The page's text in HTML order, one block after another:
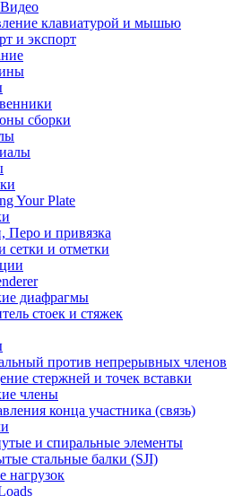
клавиатурой и мышью
и экспорт
сборки
Your Plate
Перо и привязка
сетки и отметки
диафрагмы
стоек и стяжек
против непрерывных членов
стержней и точек вставки
члены
конца участника (связь)
и спиральные элементы
стальные балки (SJI)
нагрузок